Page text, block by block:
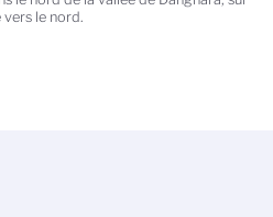
le nord.